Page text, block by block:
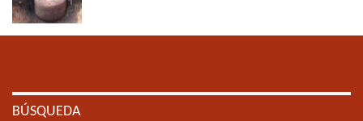
BÚSQUEDA